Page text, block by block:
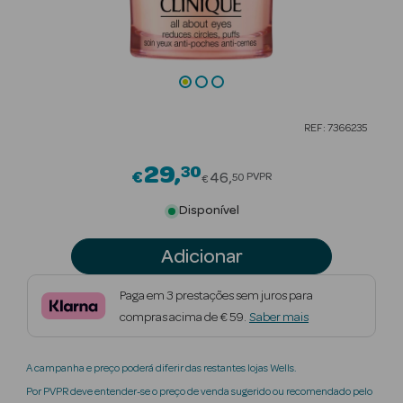
Beauty Season
Beauty Season
Beauty Season
Beauty Season
Beauty Season
REF: 7366235
€29 30Price reduced from
€ 46 50 PVPR
Disponível
Adicionar
Paga em 3 prestações sem juros para
compras acima de € 59. Saber mais
A campanha e preço poderá diferir das restantes lojas Wells.
Por PVPR deve entender-se o preço de venda sugerido ou recomendado pelo